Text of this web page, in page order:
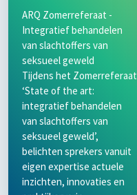
ARQ Zomerreferaat -
Integratief behandelen
van slachtoffers van
seksueel geweld
Tijdens het Zomerreferaat
‘State of the art:
integratief behandelen
van slachtoffers van
seksueel geweld’,
belichten sprekers vanuit
eigen expertise actuele
inzichten, innovaties en